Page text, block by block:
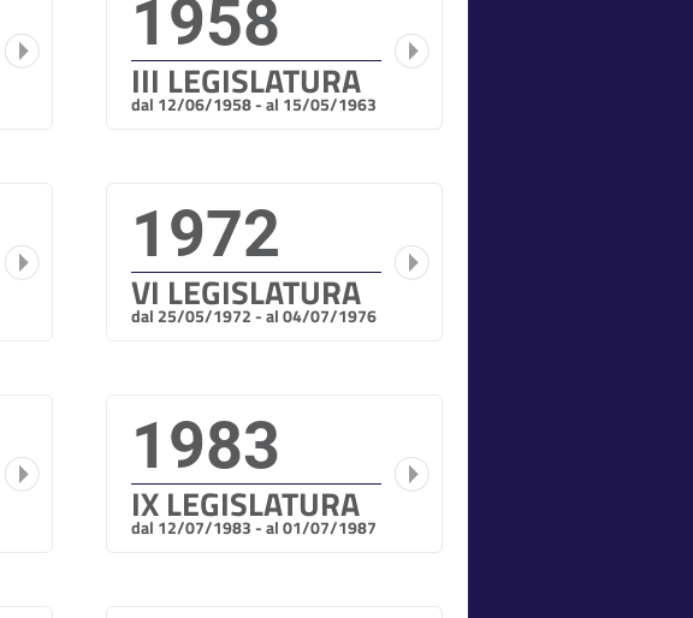
1958
III LEGISLATURA
dal 12/06/1958 - al 15/05/1963
1972
VI LEGISLATURA
dal 25/05/1972 - al 04/07/1976
1983
IX LEGISLATURA
dal 12/07/1983 - al 01/07/1987